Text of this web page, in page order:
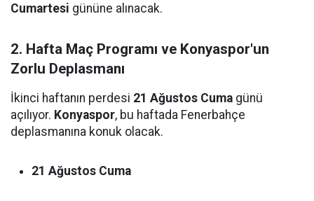
Cumartesi gününe alınacak.
2. Hafta Maç Programı ve Konyaspor'un
Zorlu Deplasmanı
İkinci haftanın perdesi 21 Ağustos Cuma günü
açılıyor. Konyaspor, bu haftada Fenerbahçe
deplasmanına konuk olacak.
21 Ağustos Cuma